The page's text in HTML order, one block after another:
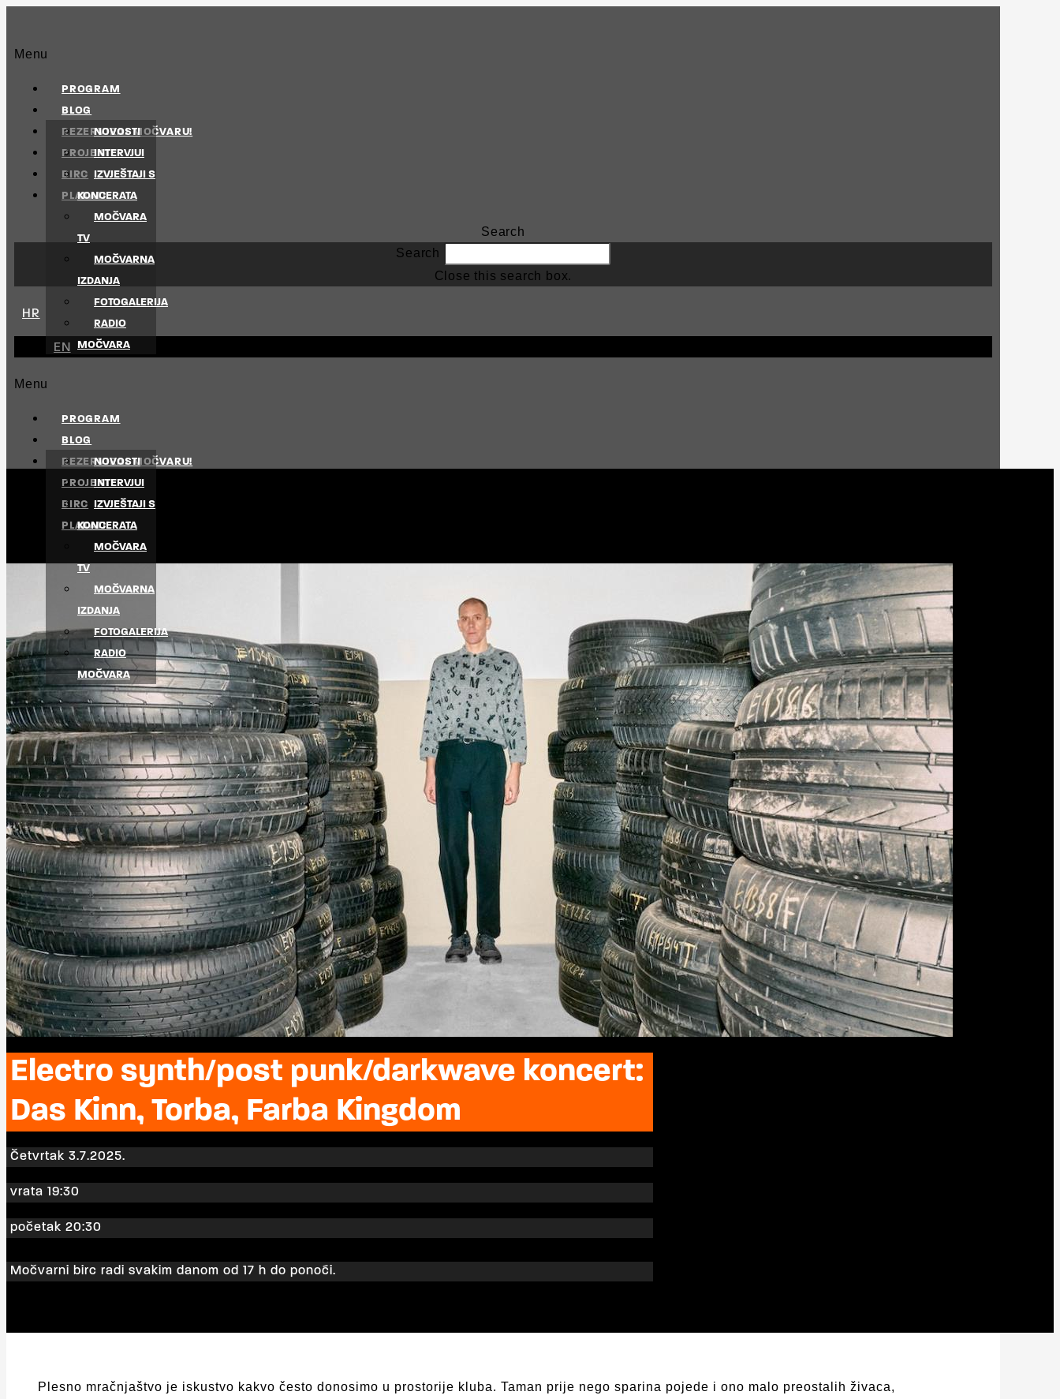
Menu
PROGRAM
BLOG
NOVOSTI
INTERVJUI
IZVJEŠTAJI S
KONCERATA
MOČVARA
TV
MOČVARNA
IZDANJA
FOTOGALERIJA
RADIO
MOČVARA
REZERVIRAJ MOČVARU!
PROJEKTI
BIRC
PLAKATI
Search
Search
Close this search box.
HR
EN
Menu
PROGRAM
BLOG
NOVOSTI
INTERVJUI
IZVJEŠTAJI S
KONCERATA
MOČVARA
TV
MOČVARNA
IZDANJA
FOTOGALERIJA
RADIO
MOČVARA
REZERVIRAJ MOČVARU!
PROJEKTI
BIRC
PLAKATI
Electro synth/post punk/darkwave koncert:
Das Kinn, Torba, Farba Kingdom
Četvrtak 3.7.2025.
vrata 19:30
početak 20:30
Močvarni birc radi svakim danom od 17 h do ponoći.
Plesno mračnjaštvo je iskustvo kakvo često donosimo u prostorije kluba. Taman prije nego sparina pojede i ono malo preostalih živaca,